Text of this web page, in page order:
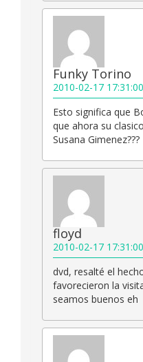
Funky Torino
2010-02-17 17:31:00
Esto significa que
que ahora su
Susana Gimenez???
floyd
2010-02-17 17:31:00
dvd, resalté el
favorecieron la
seamos buenos eh